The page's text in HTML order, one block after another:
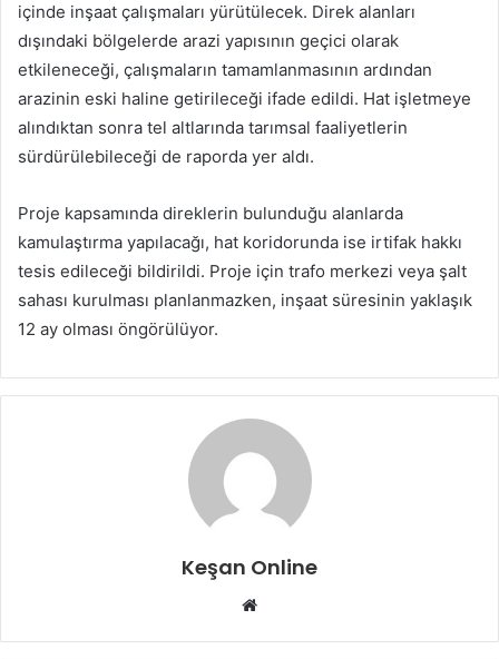
içinde inşaat çalışmaları yürütülecek. Direk alanları
dışındaki bölgelerde arazi yapısının geçici olarak
etkileneceği, çalışmaların tamamlanmasının ardından
arazinin eski haline getirileceği ifade edildi. Hat işletmeye
alındıktan sonra tel altlarında tarımsal faaliyetlerin
sürdürülebileceği de raporda yer aldı.
Proje kapsamında direklerin bulunduğu alanlarda
kamulaştırma yapılacağı, hat koridorunda ise irtifak hakkı
tesis edileceği bildirildi. Proje için trafo merkezi veya şalt
sahası kurulması planlanmazken, inşaat süresinin yaklaşık
12 ay olması öngörülüyor.
Keşan Online
Web